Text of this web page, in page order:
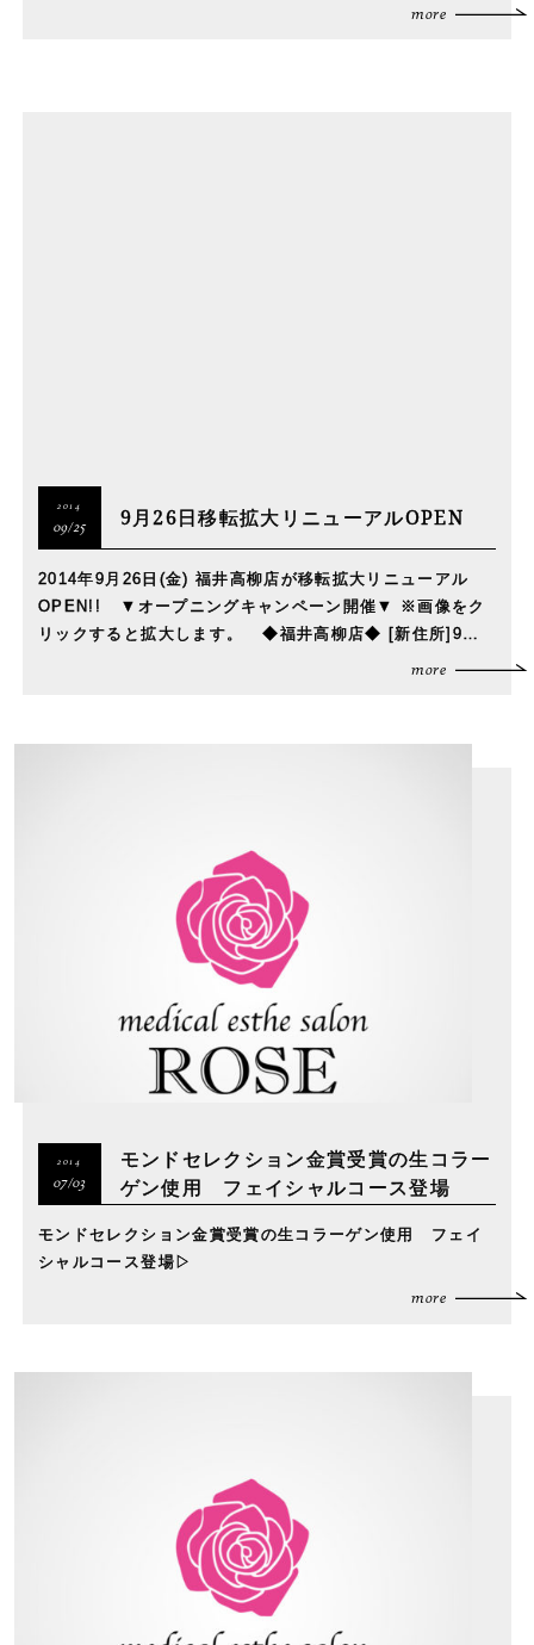
more
2014
09/25 9月26日移転拡大リニューアルOPEN
2014年9月26日(金) 福井高柳店が移転拡大リニューアル
OPEN!! ▼オープニングキャンペーン開催▼ ※画像をク
リックすると拡大します。 ◆福井高柳店◆ [新住所]9…
more
2014
07/03
モンドセレクション金賞受賞の生コラー
ゲン使用 フェイシャルコース登場
モンドセレクション金賞受賞の生コラーゲン使用 フェイ
シャルコース登場▷
more